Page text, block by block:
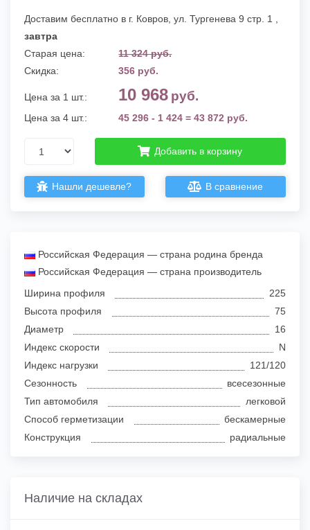
Доставим бесплатно в г. Ковров, ул. Тургенева 9 стр. 1
завтра
Старая цена:
11 324 руб.
Скидка:
356 руб.
Цена за 1 шт.: 10 968 руб.
Цена за 4 шт.: 45 296 - 1 424 = 43 872 руб.
Добавить в корзину
Нашли дешевле? В сравнение
Российская Федерация — страна родина бренда
Российская Федерация — страна производитель
Ширина профиля
225
Высота профиля
75
Диаметр
16
Индекс скорости
N
Индекс нагрузки
121/120
Сезонность
всесезонные
Тип автомобиля
легковой
Способ герметизации
бескамерные
Конструкция
радиальные
Наличие на складах